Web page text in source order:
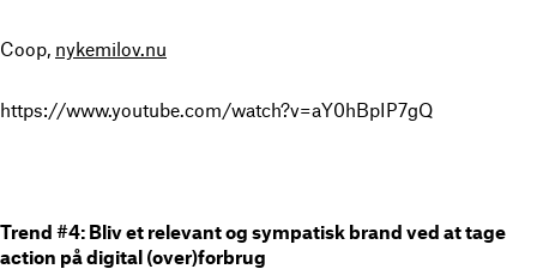
Coop, nykemilov.nu
https://www.youtube.com/watch?v=aY0hBpIP7gQ
Trend #4: Bliv et relevant og sympatisk brand ved at tage
action på digital (over)forbrug